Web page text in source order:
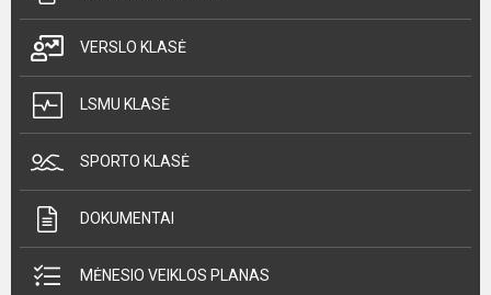
VERSLO KLASĖ
LSMU KLASĖ
SPORTO KLASĖ
DOKUMENTAI
MĖNESIO VEIKLOS PLANAS